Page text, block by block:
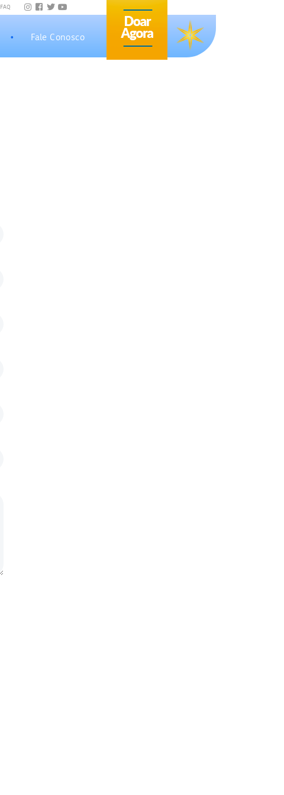
FAQ
• Fale Conosco